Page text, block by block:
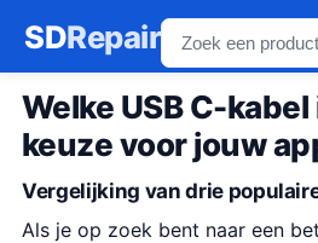
SDRepair
Welke USB C-
keuze voor jouw
Vergelijking van drie
Als je op zoek bent naar een